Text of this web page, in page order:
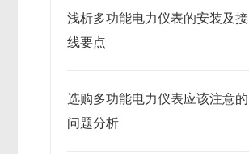
浅析多功能电力仪表的安装及接
线要点
选购多功能电力仪表应该注意的
问题分析